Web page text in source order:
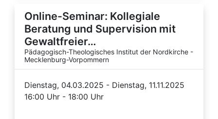
Online-Seminar: Kollegiale
Beratung und Supervision mit
Gewaltfreier…
Pädagogisch-Theologisches Institut der Nordkirche -
Mecklenburg-Vorpommern
Dienstag, 04.03.2025 - Dienstag, 11.11.2025
16:00 Uhr - 18:00 Uhr